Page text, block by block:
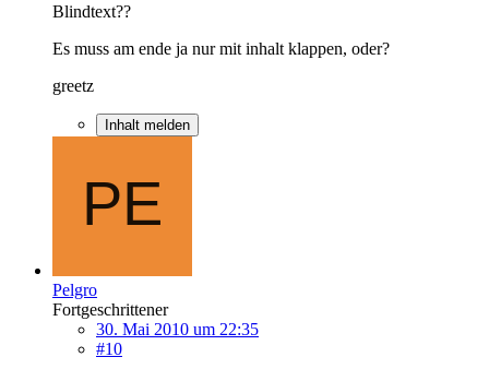
Blindtext??
Es muss am ende ja nur mit inhalt klappen, oder?
greetz
Inhalt melden
Pelgro
Fortgeschrittener
30. Mai 2010 um 22:35
#10